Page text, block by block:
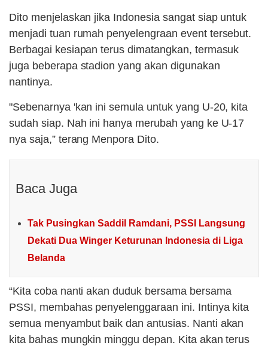
Dito menjelaskan jika Indonesia sangat siap untuk
menjadi tuan rumah penyelengraan event tersebut.
Berbagai kesiapan terus dimatangkan, termasuk
juga beberapa stadion yang akan digunakan
nantinya.
"Sebenarnya 'kan ini semula untuk yang U-20, kita
sudah siap. Nah ini hanya merubah yang ke U-17
nya saja,” terang Menpora Dito.
Baca Juga
Tak Pusingkan Saddil Ramdani, PSSI Langsung
Dekati Dua Winger Keturunan Indonesia di Liga
Belanda
“Kita coba nanti akan duduk bersama bersama
PSSI, membahas penyelenggaraan ini. Intinya kita
semua menyambut baik dan antusias. Nanti akan
kita bahas mungkin minggu depan. Kita akan terus